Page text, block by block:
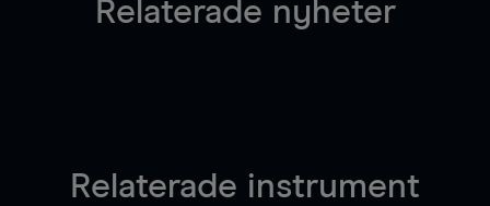
Relaterade nyheter
Relaterade instrument